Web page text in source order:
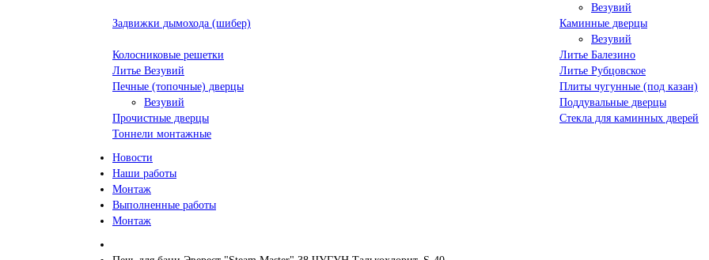
Везувий
Задвижки дымохода (шибер)
Каминные дверцы
Везувий
Колосниковые решетки
Литье Балезино
Литье Везувий
Литье Рубцовское
Печные (топочные) дверцы
Везувий
Плиты чугунные (под казан)
Поддувальные дверцы
Прочистные дверцы
Стекла для каминных дверей
Тоннели монтажные
Новости
Наши работы
Монтаж
Выполненные работы
Монтаж